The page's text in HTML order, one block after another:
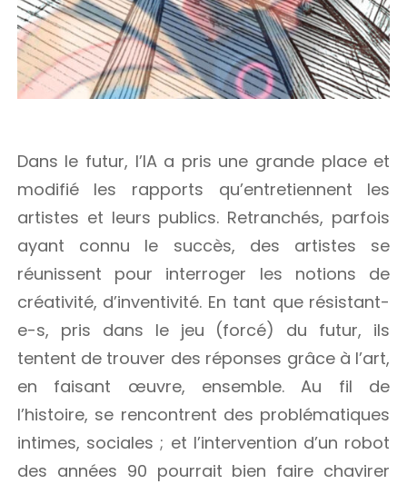
Dans le futur, l’IA a pris une grande place et
modifié les rapports qu’entretiennent les
artistes et leurs publics. Retranchés, parfois
ayant connu le succès, des artistes se
réunissent pour interroger les notions de
créativité, d’inventivité. En tant que résistant-
e-s, pris dans le jeu (forcé) du futur, ils
tentent de trouver des réponses grâce à l’art,
en faisant œuvre, ensemble. Au fil de
l’histoire, se rencontrent des problématiques
intimes, sociales ; et l’intervention d’un robot
des années 90 pourrait bien faire chavirer